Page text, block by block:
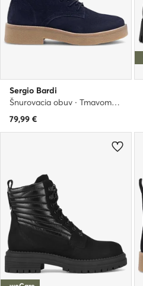
Sergio Bardi
Šnurovacia obuv · Tmavomodrá
79,99 €